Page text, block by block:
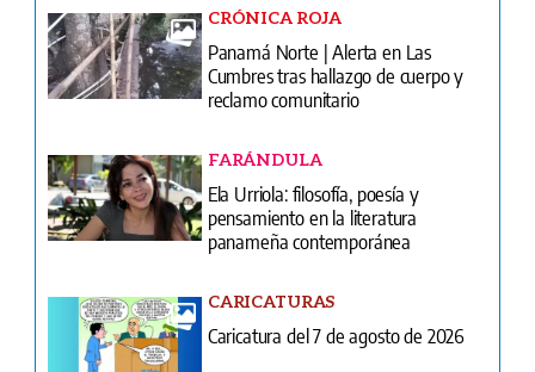
CRÓNICA ROJA
Panamá Norte | Alerta en Las
Cumbres tras hallazgo de cuerpo y
reclamo comunitario
FARÁNDULA
Ela Urriola: filosofía, poesía y
pensamiento en la literatura
panameña contemporánea
CARICATURAS
Caricatura del 7 de agosto de 2026